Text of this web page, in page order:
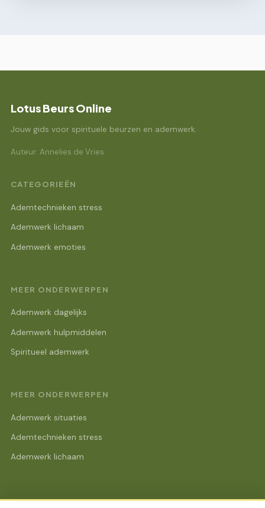
Lotus Beurs Online
Jouw gids voor spirituele beurzen en ademwerk.
Auteur: Annelies de Vries
CATEGORIEËN
Ademtechnieken stress
Ademwerk lichaam
Ademwerk emoties
MEER ONDERWERPEN
Ademwerk dagelijks
Ademwerk hulpmiddelen
Spiritueel ademwerk
MEER ONDERWERPEN
Ademwerk situaties
Ademtechnieken stress
Ademwerk lichaam